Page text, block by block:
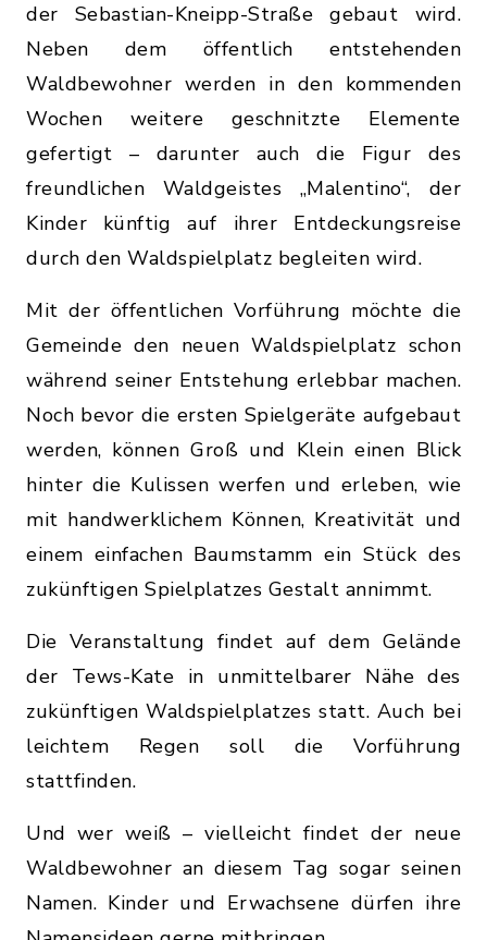
der Sebastian-Kneipp-Straße gebaut wird.
Neben dem öffentlich entstehenden
Waldbewohner werden in den kommenden
Wochen weitere geschnitzte Elemente
gefertigt – darunter auch die Figur des
freundlichen Waldgeistes „Malentino“, der
Kinder künftig auf ihrer Entdeckungsreise
durch den Waldspielplatz begleiten wird.
Mit der öffentlichen Vorführung möchte die
Gemeinde den neuen Waldspielplatz schon
während seiner Entstehung erlebbar machen.
Noch bevor die ersten Spielgeräte aufgebaut
werden, können Groß und Klein einen Blick
hinter die Kulissen werfen und erleben, wie
mit handwerklichem Können, Kreativität und
einem einfachen Baumstamm ein Stück des
zukünftigen Spielplatzes Gestalt annimmt.
Die Veranstaltung findet auf dem Gelände
der Tews-Kate in unmittelbarer Nähe des
zukünftigen Waldspielplatzes statt. Auch bei
leichtem Regen soll die Vorführung
stattfinden.
Und wer weiß – vielleicht findet der neue
Waldbewohner an diesem Tag sogar seinen
Namen. Kinder und Erwachsene dürfen ihre